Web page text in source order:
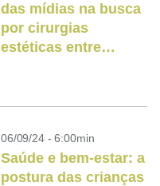
das mídias na busca
por cirurgias
estéticas entre
06/09/24 - 6:00min
Saúde e bem-estar: a
postura das crianças